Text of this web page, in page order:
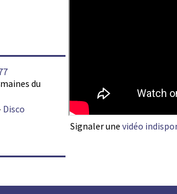
du
Disco
Signaler une vidéo